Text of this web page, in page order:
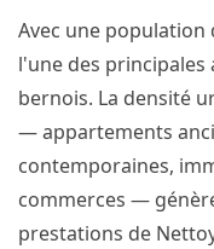
Avec une population
l'une des
bernois. La densité
— appartements
contemporaines,
commerces —
prestations de